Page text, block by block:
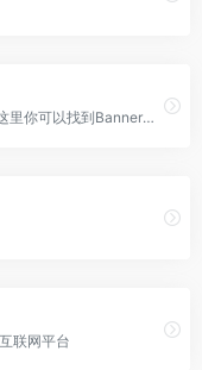
优优教程网灵感频道,设计师没灵感?在这里你可以找到Banner设计,海报设计,logo设计,UI设计,网页设计,App设计等灵感,来优优,找设计灵感.
联网平台